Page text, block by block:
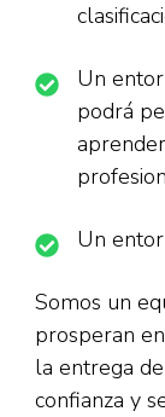
Un
podrá
Un
Somos un
prosperan
la entrega
confianza y